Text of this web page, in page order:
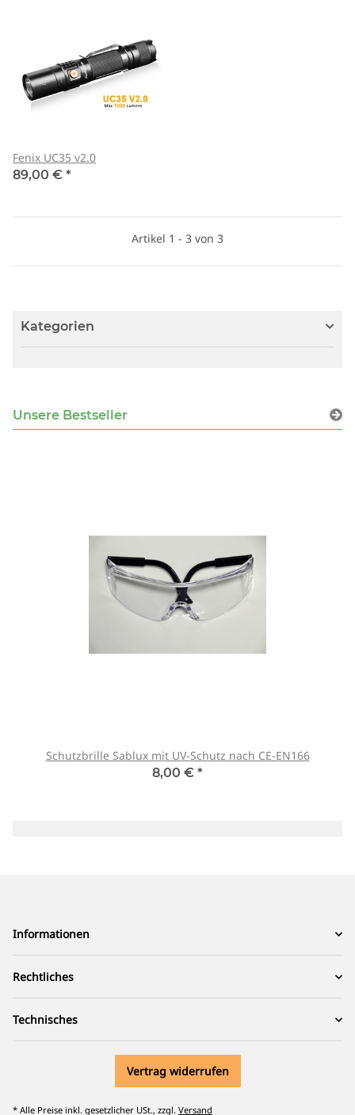
Fenix UC35 v2.0
89,00 € *
Artikel 1 - 3 von 3
Kategorien
Unsere Bestseller
Schutzbrille Sablux mit UV-Schutz nach CE-EN166
8,00 € *
Informationen
Rechtliches
Technisches
Vertrag widerrufen
* Alle Preise inkl. gesetzlicher USt., zzgl. Versand